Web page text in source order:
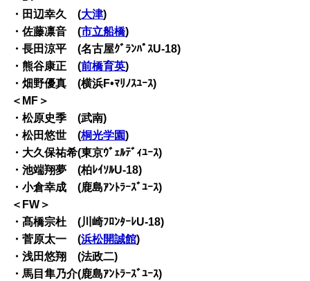
・田辺幸久 (大津)
・佐藤凛音 (市立船橋)
・長田涼平 (名古屋ｸﾞﾗﾝﾊﾟｽU-18)
・熊谷康正 (前橋育英)
・畑野優真 (横浜F•ﾏﾘﾉｽﾕｰｽ)
＜MF＞
・松原史季 (武南)
・松田悠世 (桐光学園)
・大久保祐希(東京ｳﾞｪﾙﾃﾞｨﾕｰｽ)
・池端翔夢 (柏ﾚｲｿﾙU-18)
・小倉幸成 (鹿島ｱﾝﾄﾗｰｽﾞﾕｰｽ)
＜FW＞
・髙橋宗杜 (川崎ﾌﾛﾝﾀｰﾚU-18)
・菅原太一 (浜松開誠館)
・浅田悠翔 (法政二)
・馬目隼乃介(鹿島ｱﾝﾄﾗｰｽﾞﾕｰｽ)